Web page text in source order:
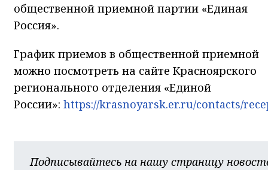
общественной приемной партии «Единая
Россия».
График приемов в общественной приемной
можно посмотреть на сайте Красноярского
регионального отделения «Единой
России»: https://krasnoyarsk.er.ru/contacts/
Подписывайтесь на нашу страницу